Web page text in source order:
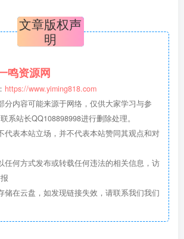
文章版权声
明
鸣资源网
https://www.yiming818.com
分内容可能来源于网络，仅供大家学习与参
系站长QQ108898998进行删除处理。
代表本站立场，并不代表本站赞同其观点和对
任何方式发布或转载任何违法的相关信息，访
储在云盘，如发现链接失效，请联系我们我们